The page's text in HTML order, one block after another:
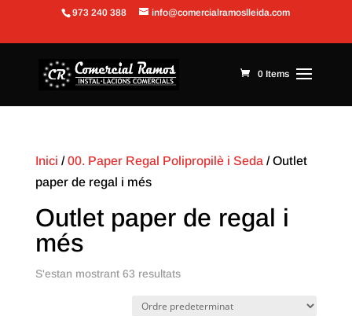
Obre la barra d'eines
973 240 388 info@comercialramoslleida.com
0 Items
Inici /00. Paper Regal Polipropilè i Seda / Outlet
paper de regal i més
Outlet paper de regal i
més
S'estan mostrant 63 resultats